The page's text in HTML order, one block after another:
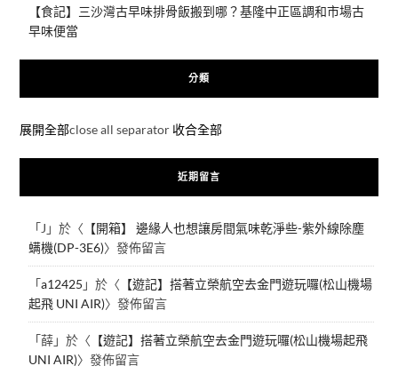
【食記】三沙灣古早味排骨飯搬到哪？基隆中正區調和市場古
早味便當
分類
展開全部close all separator 收合全部
近期留言
「J 」於〈 【開箱】 邊緣人也想讓房間氣味乾淨些-紫外線除塵
螨機(DP-3E6)〉發佈留言
「a12425 」於〈 【遊記】搭著立榮航空去金門遊玩囉(松山機場
起飛 UNI AIR)〉發佈留言
「薛」於〈 【遊記】搭著立榮航空去金門遊玩囉(松山機場起飛
UNI AIR)〉發佈留言